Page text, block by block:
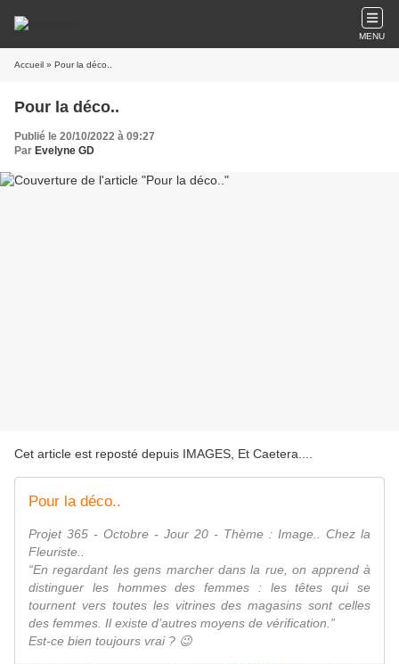
MENU
Accueil » Pour la déco..
Pour la déco..
Publié le 20/10/2022 à 09:27
Par Evelyne GD
Cet article est reposté depuis IMAGES, Et Caetera...
Pour la déco..
Projet 365 - Octobre - Jour 20 - Thème : Image.. Chez la
Fleuriste..
“En regardant les gens marcher dans la rue, on apprend à
distinguer les hommes des femmes : les têtes qui se
tournent vers toutes les vitrines des magasins sont celles
des femmes. Il existe d’autres moyens de vérification.”
Est-ce bien toujours vrai ? 😉